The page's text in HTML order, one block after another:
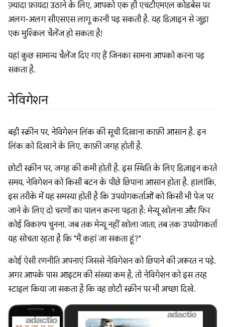
ज़्यादा फ़ायदा उठाने के लिए, आपको एक ही एचटीएमएल कोडबेस पर
अलग-अलग सीएसएस लागू करनी पड़ सकती है. यह डिज़ाइन से जुड़ा
एक मुश्किल चैलेंज हो सकता है!
यहां कुछ सामान्य चैलेंज दिए गए हैं जिनका सामना आपको करना पड़
सकता है.
नेविगेशन
बड़ी स्क्रीन पर, नेविगेशन लिंक की सूची दिखाना काफ़ी आसान है. इन
लिंक को दिखाने के लिए, काफ़ी जगह होती है.
छोटी स्क्रीन पर, जगह की कमी होती है. इस स्थिति के लिए डिज़ाइन करते
समय, नेविगेशन को किसी बटन के पीछे छिपाना आसान होता है. हालांकि,
इस तरीके में यह समस्या होती है कि उपयोगकर्ताओं को किसी भी पेज पर
जाने के लिए दो चरणों का पालन करना पड़ता है: मेन्यू खोलना और फिर
कोई विकल्प चुनना. जब तक मेन्यू नहीं खोला जाता, तब तक उपयोगकर्ता
यह सोचता रहता है कि "मैं कहां जा सकता हूं?"
कोई ऐसी रणनीति अपनाएं जिससे नेविगेशन को छिपाने की ज़रूरत न पड़े.
अगर आपके पास आइटम की संख्या कम है, तो नेविगेशन को इस तरह
स्टाइल किया जा सकता है कि वह छोटी स्क्रीन पर भी अच्छा दिखे.